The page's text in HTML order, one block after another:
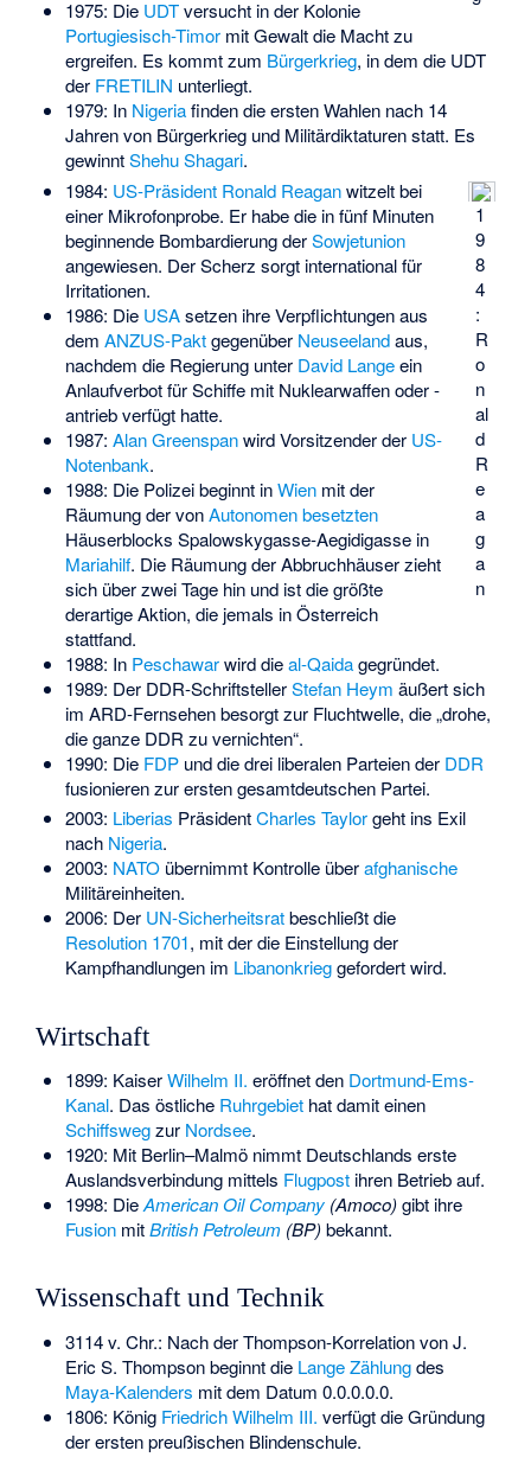
1975: Die UDTversucht in der Kolonie
Portugiesisch-Timormit Gewalt die Macht zu
ergreifen. Es kommt zum Bürgerkrieg, in dem die UDT
der FRETILIN unterliegt.
1979: In Nigeriafinden die ersten Wahlen nach 14
Jahren von Bürgerkrieg und Militärdiktaturen statt. Es
gewinntShehu Shagari.
1
9
8
4
:
R
o
n
al
d
R
e
a
g
a
n
1984: US-Präsident Ronald Reaganwitzelt bei
einer Mikrofonprobe. Er habe die infünf Minuten
beginnende BombardierungderSowjetunion
angewiesen. Der Scherz sorgt international für
Irritationen.
1986: Die USAsetzen ihre Verpflichtungen aus
dem ANZUS-Paktgegenüber Neuseelandaus,
nachdem die Regierung unter David Langeein
Anlaufverbot für Schiffe mit Nuklearwaffen oder -
antrieb verfügt hatte.
1987: Alan Greenspanwird Vorsitzender der US-
Notenbank.
1988: Die Polizei beginnt inWienmit der
Räumung der vonAutonomen besetzten
Häuserblocks Spalowskygasse-Aegidigasse in
Mariahilf. Die Räumung der Abbruchhäuser zieht
sich über zwei Tage hin und ist die größte
derartige Aktion, die jemals in Österreich
stattfand.
1988: In Peschawarwird dieal-Qaidagegründet.
1989: Der DDR-SchriftstellerStefan Heym äußert sich
im ARD-Fernsehen besorgt zur Fluchtwelle, die „drohe,
die ganze DDR zu vernichten“.
1990: Die FDPund die drei liberalen Parteien der DDR
fusionieren zur ersten gesamtdeutschen Partei.
2003: Liberias PräsidentCharles Taylorgeht ins Exil
nach Nigeria.
2003: NATOübernimmt Kontrolle überafghanische
Militäreinheiten.
2006: Der UN-Sicherheitsratbeschließt die
Resolution 1701, mit der die Einstellung der
Kampfhandlungen im Libanonkrieggefordert wird.
Wirtschaft
1899: KaiserWilhelm II. eröffnet den Dortmund-Ems-
Kanal. Das östliche Ruhrgebiethat damit einen
Schiffswegzur Nordsee.
1920: Mit Berlin–Malmö nimmt Deutschlands erste
Auslandsverbindung mittels Flugpostihren Betrieb auf.
1998: DieAmerican Oil Company(Amoco)gibt ihre
FusionmitBritish Petroleum (BP)bekannt.
Wissenschaft und Technik
3114 v. Chr.: Nach der Thompson-Korrelation von J.
Eric S. Thompson beginnt die Lange Zählungdes
Maya-Kalenders mit dem Datum 0.0.0.0.0.
1806: König Friedrich Wilhelm III. verfügt die Gründung
der ersten preußischen Blindenschule.